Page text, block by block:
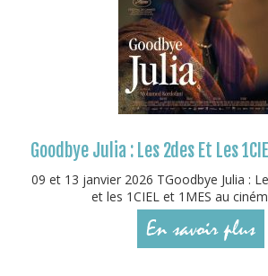
Goodbye Julia : Les 2des Et Les
09 et 13 janvier 2026 TGoodbye Julia :
et les 1CIEL et 1MES au
En savoir plus